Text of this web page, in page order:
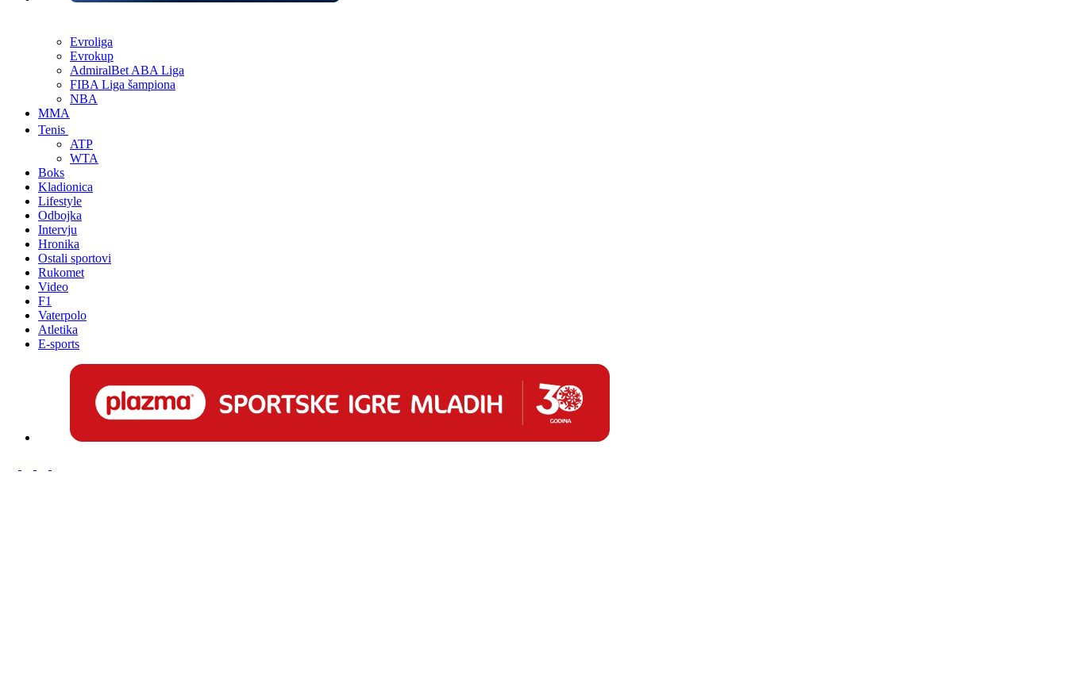
Evroliga
Evrokup
AdmiralBet ABA Liga
FIBA Liga šampiona
NBA
MMA
Tenis
ATP
WTA
Boks
Kladionica
Lifestyle
Odbojka
Intervju
Hronika
Ostali sportovi
Rukomet
Video
F1
Vaterpolo
Atletika
E-sports